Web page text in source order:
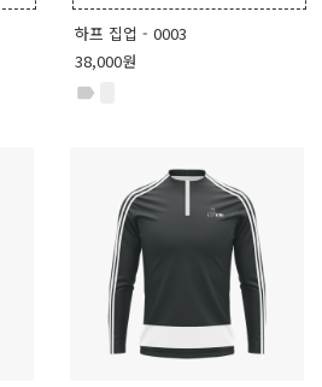
하프 집업 - 0003
38,000원
label